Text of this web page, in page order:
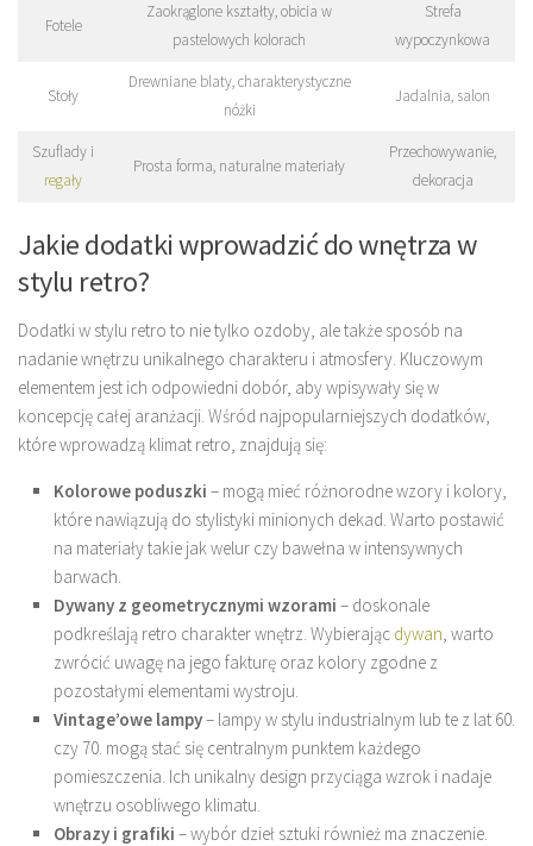
Fotele
Zaokrąglone kształty, obicia w
pastelowych kolorach
Strefa
wypoczynkowa
Stoły
Drewniane blaty, charakterystyczne
nóżki
Jadalnia, salon
Szuflady i
regały
Prosta forma, naturalne materiały
Przechowywanie,
dekoracja
Jakie dodatki wprowadzić do wnętrza w
stylu retro?
Dodatki w stylu retro to nie tylko ozdoby, ale także sposób na
nadanie wnętrzu unikalnego charakteru i atmosfery. Kluczowym
elementem jest ich odpowiedni dobór, aby wpisywały się w
koncepcję całej aranżacji. Wśród najpopularniejszych dodatków,
które wprowadzą klimat retro, znajdują się:
Kolorowe poduszki – mogą mieć różnorodne wzory i kolory,
które nawiązują do stylistyki minionych dekad. Warto postawić
na materiały takie jak welur czy bawełna w intensywnych
barwach.
Dywany z geometrycznymi wzorami – doskonale
podkreślają retro charakter wnętrz. Wybierając dywan, warto
zwrócić uwagę na jego fakturę oraz kolory zgodne z
pozostałymi elementami wystroju.
Vintage’owe lampy– lampy w stylu industrialnym lub te z lat 60.
czy 70. mogą stać się centralnym punktem każdego
pomieszczenia. Ich unikalny design przyciąga wzrok i nadaje
wnętrzu osobliwego klimatu.
Obrazy i grafiki – wybór dzieł sztuki również ma znaczenie.